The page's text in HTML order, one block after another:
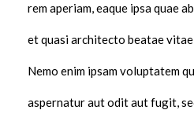
rem aperiam, eaque ipsa quae
et quasi architecto beatae
Nemo enim ipsam voluptatem
aspernatur aut odit aut fugit,